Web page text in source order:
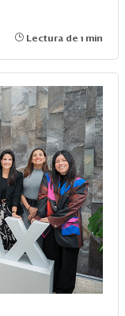
Lectura de 1 min